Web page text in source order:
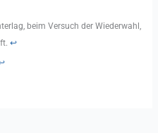
beim Versuch der Wiederwahl,
↩︎